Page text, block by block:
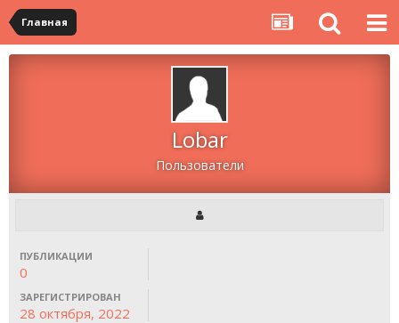
Главная
Lobar
Пользователи
ПУБЛИКАЦИИ
0
ЗАРЕГИСТРИРОВАН
28 октября, 2022